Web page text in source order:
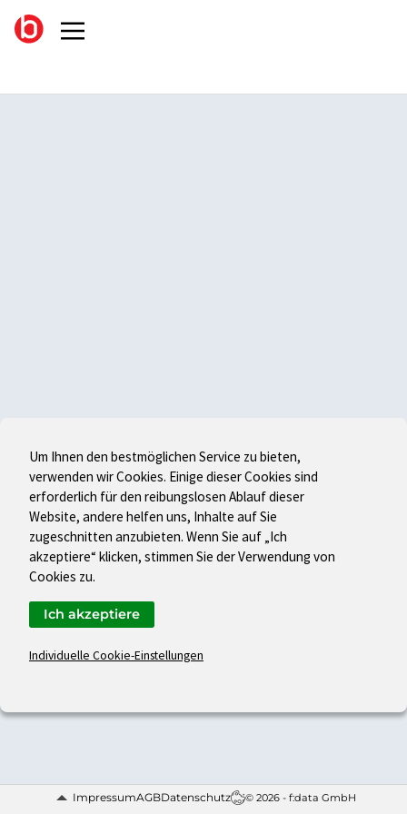
ImpressumAGBDatenschutz © 2026 - f:data GmbH
Um Ihnen den bestmöglichen Service zu bieten,
verwenden wir Cookies. Einige dieser Cookies sind
erforderlich für den reibungslosen Ablauf dieser
Website, andere helfen uns, Inhalte auf Sie
zugeschnitten anzubieten. Wenn Sie auf „Ich
akzeptiere“ klicken, stimmen Sie der Verwendung von
Cookies zu.
Individuelle Cookie-Einstellungen
Ich akzeptiere